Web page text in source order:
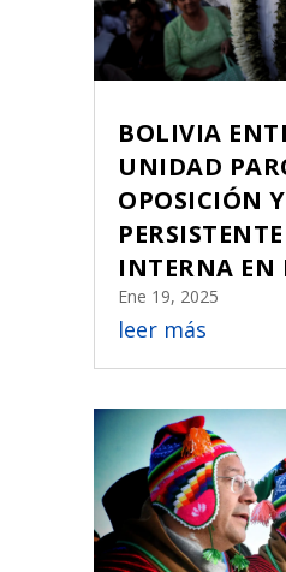
BOLIVIA
UNIDAD
OPOSICIÓN
INTERNA EN
Ene 19, 2025
leer más